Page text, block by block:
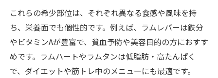
これらの希少部位は、それぞれ異なる食感や風味を持
ち、栄養面でも個性的です。例えば、ラムレバーは鉄分
やビタミンAが豊富で、貧血予防や美容目的の方におすす
めです。ラムハートやラムタンは低脂肪・高たんぱく
で、ダイエットや筋トレ中のメニューにも最適です。